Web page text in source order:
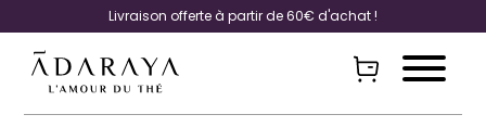
Livraison offerte à partir de 60€ d'achat !